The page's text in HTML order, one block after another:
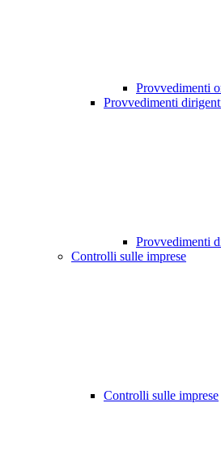
Provvedimenti
Provvedimenti
Provvedimenti
Controlli sulle imprese
Controlli sulle imprese